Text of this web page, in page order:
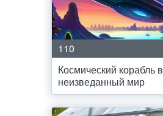
110
Космический корабль в
неизведанный мир